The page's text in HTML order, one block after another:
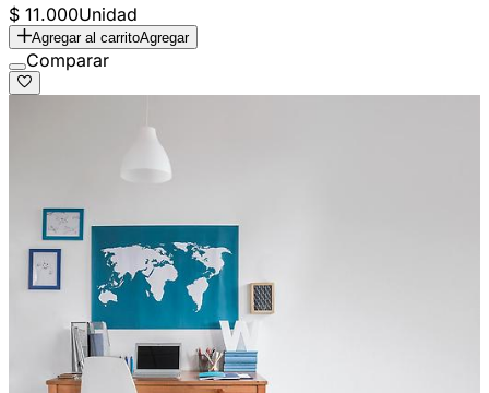
$ 11.000Unidad
Agregar al carritoAgregar
Comparar